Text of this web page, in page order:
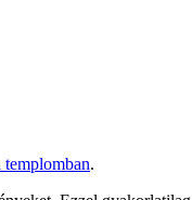
templomban.